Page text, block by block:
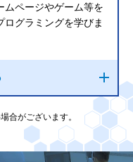
ムページやゲーム等を
グラミングを学びま
合がございます。